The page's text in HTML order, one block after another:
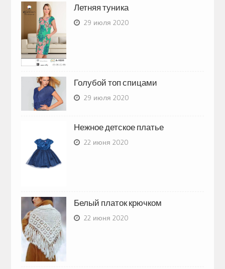
Летняя туника
29 июля 2020
Голубой топ спицами
29 июля 2020
Нежное детское платье
22 июня 2020
Белый платок крючком
22 июня 2020